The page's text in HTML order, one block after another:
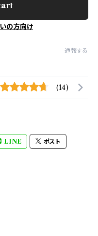
の方向け
通報する
(14)
LINE ポスト